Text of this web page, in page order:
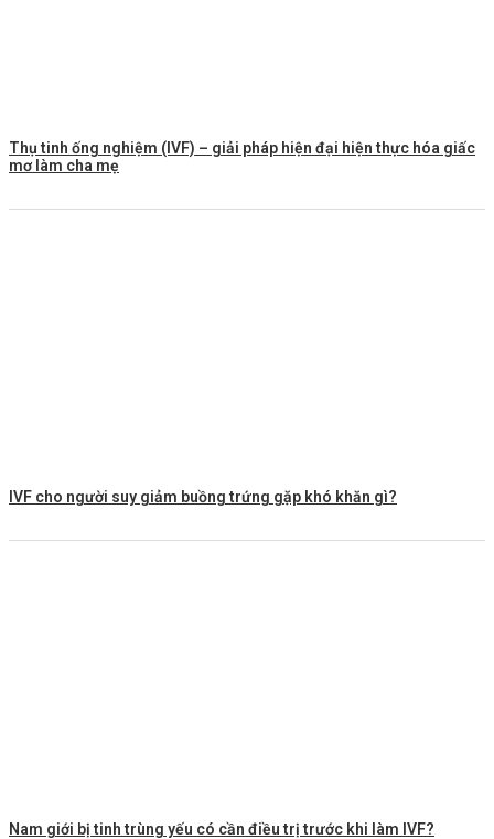
Thụ tinh ống nghiệm (IVF) – giải pháp hiện đại hiện thực hóa giấc
mơ làm cha mẹ
IVF cho người suy giảm buồng trứng gặp khó khăn gì?
Nam giới bị tinh trùng yếu có cần điều trị trước khi làm IVF?